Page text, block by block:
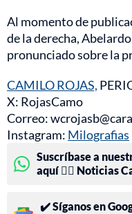
Al momento de
de la derecha,
pronunciado sobre la
CAMILO ROJAS,
X: RojasCamo
Correo:
Instagram: Milografias
Suscríbase a
aquí 👉🏻 Noticias
✔️ Síganos en